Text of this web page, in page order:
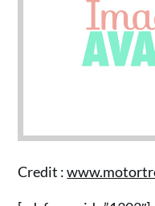
Credit :